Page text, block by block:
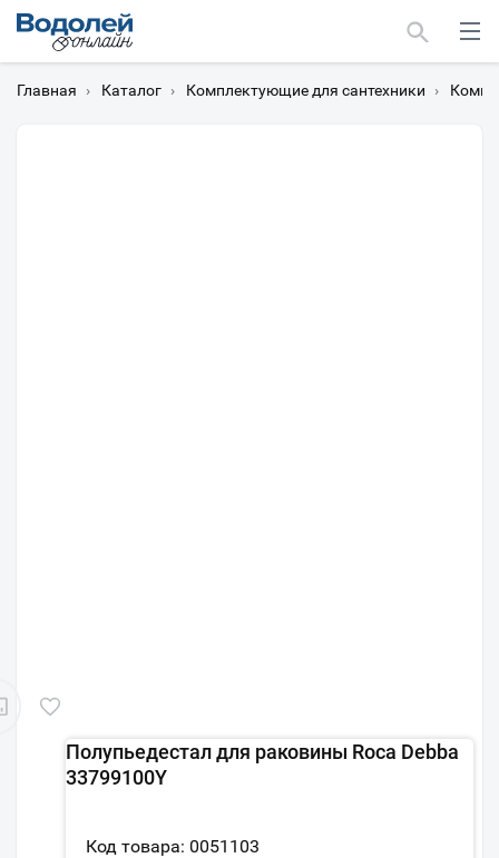
Главная › Каталог › Комплектующие для сантехники ›
Полупьедестал для раковины Roca Debba
33799100Y
Код товара: 0051103